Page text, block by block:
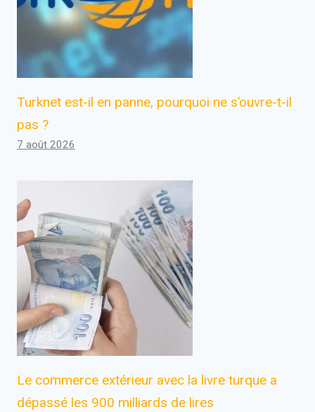
Turknet est-il en panne, pourquoi ne s’ouvre-t-il
pas ?
7 août 2026
Le commerce extérieur avec la livre turque a
dépassé les 900 milliards de lires